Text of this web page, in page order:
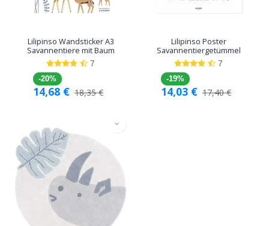
Lilipinso Wandsticker A3
Savannentiere mit Baum
7
-20%
14,68 € 18,35€
Lilipinso Poster
Savannentiergetümmel
7
-19%
14,03 € 17,40€